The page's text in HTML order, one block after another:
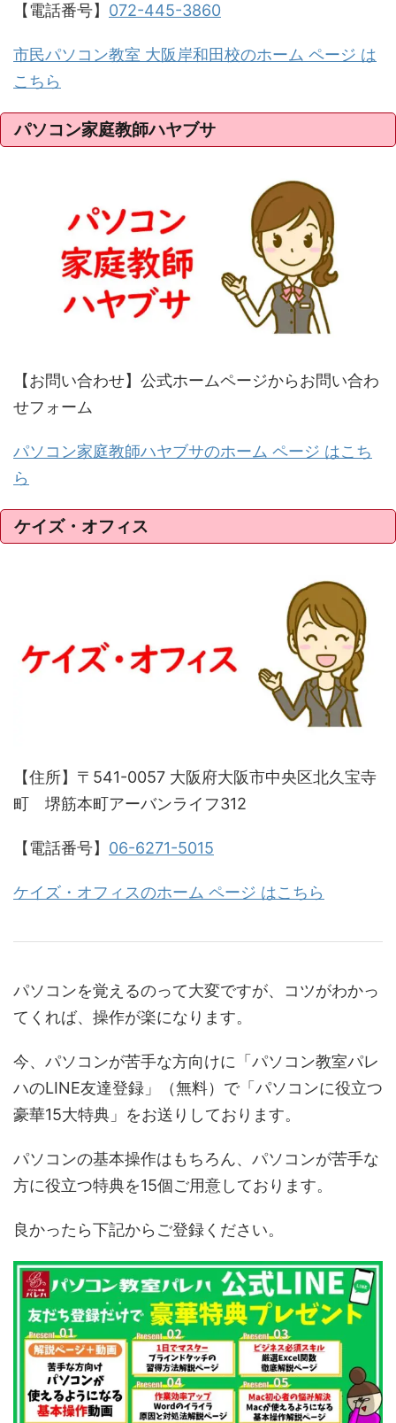
【電話番号】 072-445-3860
市民パソコン教室 大阪岸和田校のホーム ページ は
こちら
パソコン家庭教師ハヤブサ
【お問い合わせ】公式ホームページからお問い合わ
せフォーム
パソコン家庭教師ハヤブサのホーム ページ はこち
ら
ケイズ・オフィス
【住所】〒541-0057 大阪府大阪市中央区北久宝寺
町 堺筋本町アーバンライフ312
【電話番号】 06-6271-5015
ケイズ・オフィスのホーム ページ はこちら
パソコンを覚えるのって大変ですが、コツがわかっ
てくれば、操作が楽になります。
今、パソコンが苦手な方向けに「パソコン教室パレ
ハのLINE友達登録」（無料）で「パソコンに役立つ
豪華15大特典」をお送りしております。
パソコンの基本操作はもちろん、パソコンが苦手な
方に役立つ特典を15個ご用意しております。
良かったら下記からご登録ください。